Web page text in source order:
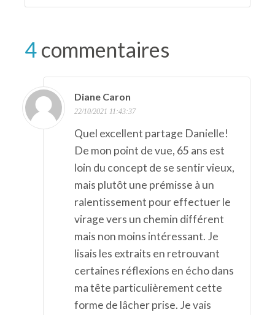
4commentaires
Diane Caron
22/10/2021 11:43:37
Quel excellent partage Danielle!
De mon point de vue, 65 ans est
loin du concept de se sentir vieux,
mais plutôt une prémisse à un
ralentissement pour effectuer le
virage vers un chemin différent
mais non moins intéressant. Je
lisais les extraits en retrouvant
certaines réflexions en écho dans
ma tête particulièrement cette
forme de lâcher prise. Je vais